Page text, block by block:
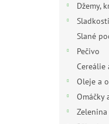
Džemy,
Sladkosti
Slané
Pečivo
Cereálie
Oleje a
Omáčky